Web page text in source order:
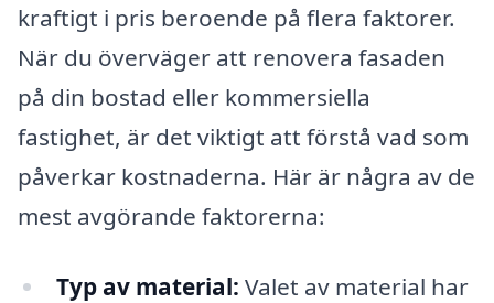
kraftigt i pris beroende på flera faktorer.
När du överväger att renovera fasaden
på din bostad eller kommersiella
fastighet, är det viktigt att förstå vad som
påverkar kostnaderna. Här är några av de
mest avgörande faktorerna:
Typ av material: Valet av material har